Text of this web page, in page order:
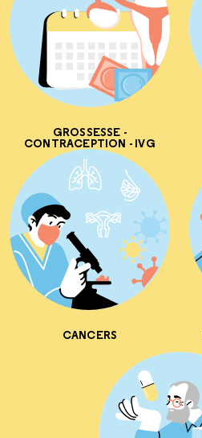
GROSSESSE -
CONTRACEPTION - IVG
CANCERS